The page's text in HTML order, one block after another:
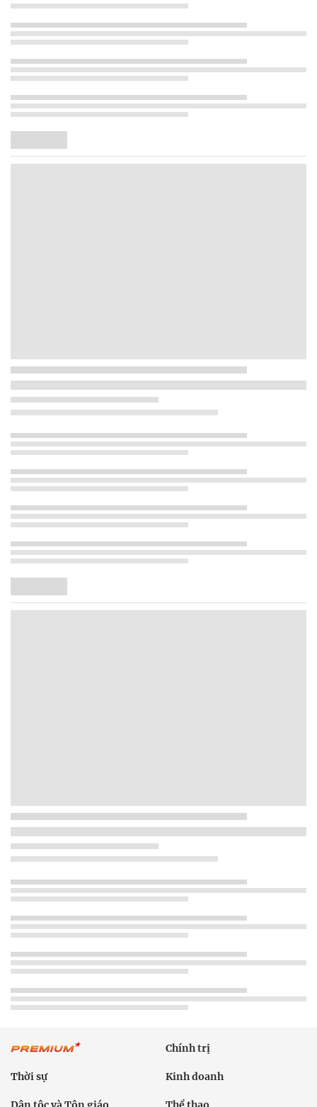
Chính trị
Thời sự Kinh doanh